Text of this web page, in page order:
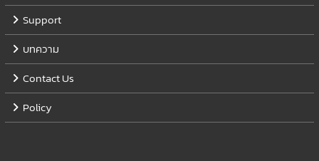
Support
บทความ
Contact Us
Policy